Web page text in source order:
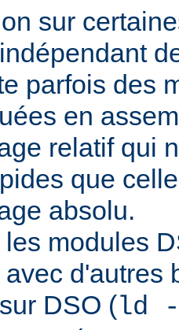
sur
parfois des
en
relatif qui
que
absolu.
modules
d'autres
DSO (ld